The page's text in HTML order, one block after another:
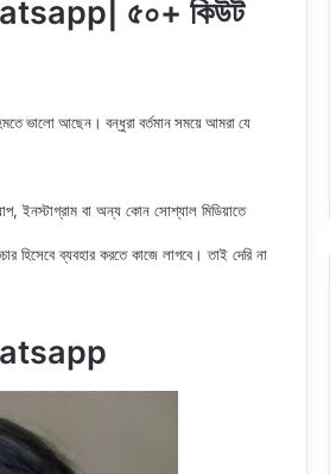
৫০+ কিউট
ভালো আছেন। বন্ধুরা বর্তমান সময়ে আমরা যে
ইনস্টাগ্রাম বা অন্য কোন সোশ্যাল মিডিয়াতে
ব্যবহার করতে কাজে লাগবে। তাই দেরি না